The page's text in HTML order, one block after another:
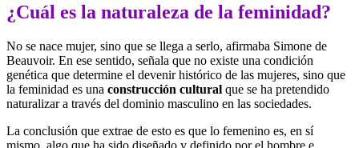
¿Cuál es la naturaleza de la feminidad?
No se nace mujer, sino que se llega a serlo, afirmaba Simone de
Beauvoir. En ese sentido, señala que no existe una condición
genética que determine el devenir histórico de las mujeres, sino que
la feminidad es una construcción cultural que se ha pretendido
naturalizar a través del dominio masculino en las sociedades.
La conclusión que extrae de esto es que lo femenino es, en sí